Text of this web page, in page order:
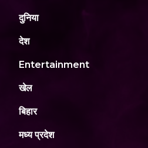
दुनिया
देश
Entertainment
खेल
बिहार
मध्य प्रदेश